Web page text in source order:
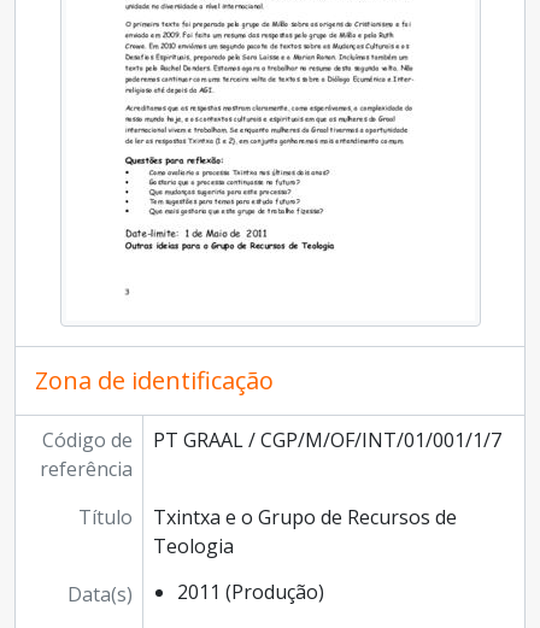
Zona de identificação
Código de
referência
PT GRAAL / CGP/M/OF/INT/01/001/1/7
Título
Txintxa e o Grupo de Recursos de
Teologia
Data(s)
2011 (Produção)